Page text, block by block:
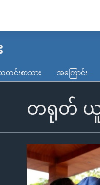
တင်းစာသား အကြောင်း
တရုတ် ယူန